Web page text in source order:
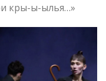
кры-ы-ылья…»